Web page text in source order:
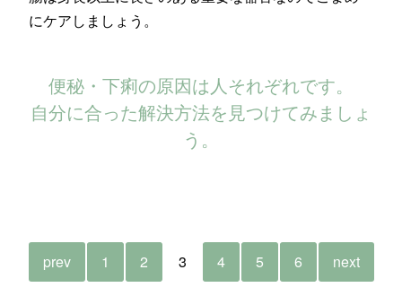
にケアしましょう。
便秘・下痢の原因は人それぞれです。
自分に合った解決方法を見つけてみましょ
う。
prev 1 2 3 4 5 6 next